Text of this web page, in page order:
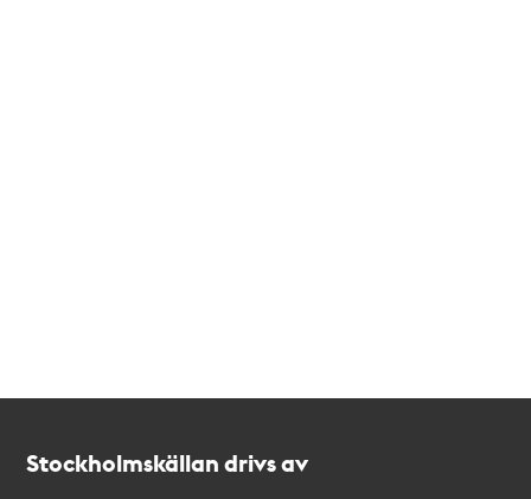
Stockholmskällan drivs av